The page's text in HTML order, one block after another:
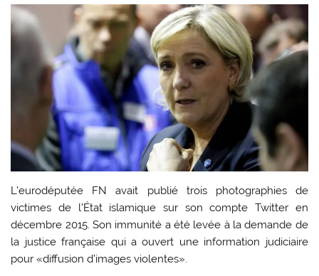
L’eurodéputée FN avait publié trois photographies de
victimes de l’État islamique sur son compte Twitter en
décembre 2015. Son immunité a été levée à la demande de
la justice française qui a ouvert une information judiciaire
pour «diffusion d’images violentes».